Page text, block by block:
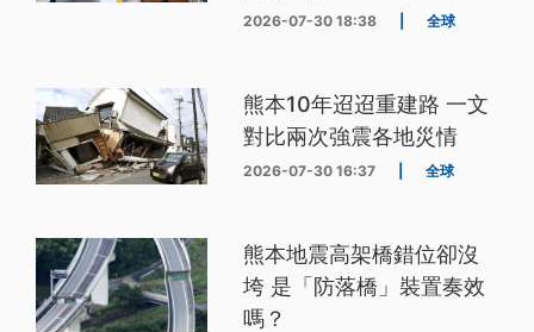
2026-07-30 18:38 全球
熊本10年迢迢重建路 一文
對比兩次強震各地災情
2026-07-30 16:37 全球
熊本地震高架橋錯位卻沒
垮 是「防落橋」裝置奏效
嗎？